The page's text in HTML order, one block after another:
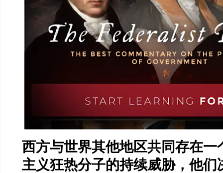
西方与世界其他地区共同存在一
主义狂热分子的持续威胁，他们